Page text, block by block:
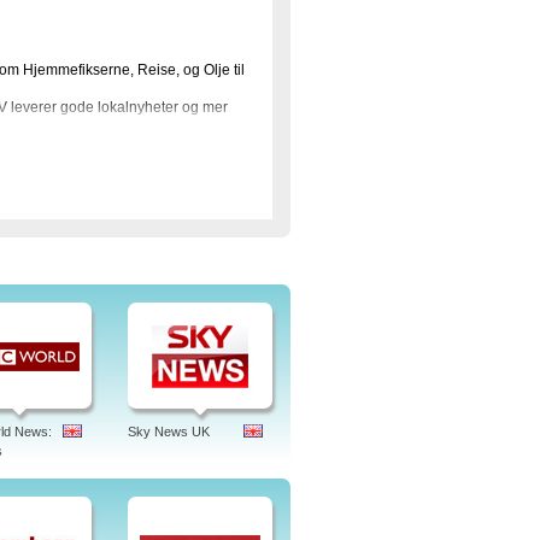
Hjemmefikserne, Reise, og Olje til
leverer gode lokalnyheter og mer
lærer Aftenposten web tv også
VGTV og dbtv, men
av. Etter dette kan du selv
News:
Sky News UK